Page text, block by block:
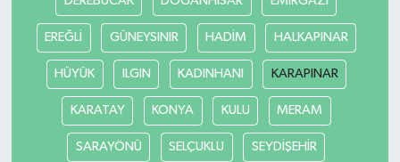
EREĞLİ GÜNEYSINIR HADİM HALKAPINAR
HÜYÜK ILGIN KADINHANI KARAPINAR
KARATAY KONYA KULU MERAM
SARAYÖNÜ SELÇUKLU SEYDİŞEHİR